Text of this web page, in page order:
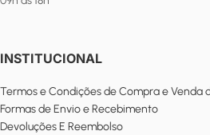
INSTITUCIONAL
Termos e Condições de Compra e Venda
Formas de Envio e Recebimento
Devoluções E Reembolso